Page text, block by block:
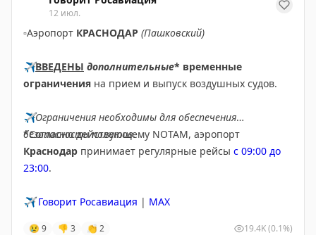
12 июл.
▫️Аэропорт КРАСНОДАР (Пашковский)
✈️ВВЕДЕНЫ дополнительные* временные
ограничения на прием и выпуск воздушных судов.
✈️Ограничения необходимы для обеспечения
безопасности полетов.
*Согласно действующему NOTAM, аэропорт
Краснодар принимает регулярные рейсы с 09:00 до
23:00.
✈️ Говорит Росавиация | MAX
😢 9 👎 3 👏 2 19.4K(0.1%)